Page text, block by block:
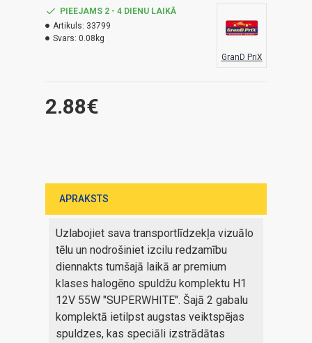
2.88€
PIEEJAMS 2 - 4 DIENU LAIKĀ
Artikuls: 33799
Svars: 0.08kg
GranD PriX
APRAKSTS
Uzlabojiet sava transportlīdzekļa vizuālo
tēlu un nodrošiniet izcilu redzamību
diennakts tumšajā laikā ar premium
klases halogēno spuldžu komplektu H1
12V 55W "SUPERWHITE". Šajā 2 gabalu
komplektā ietilpst augstas veiktspējas
spuldzes, kas speciāli izstrādātas